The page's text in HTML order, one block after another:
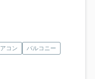
コン
バルコニー